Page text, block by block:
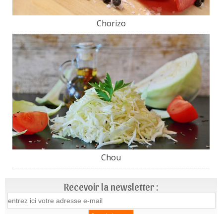
Chorizo
Chou
Recevoir la newsletter :